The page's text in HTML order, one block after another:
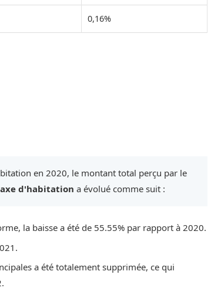
0,16%
en 2020, le montant total perçu par le
d'habitation a évolué comme suit :
la baisse a été de 55.55% par rapport à 2020.
a été totalement supprimée, ce qui